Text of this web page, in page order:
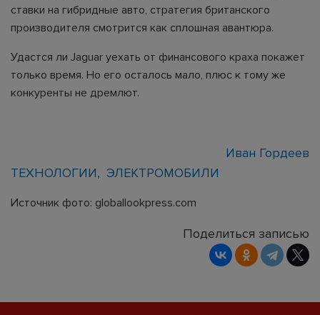
ставки на гибридные авто, стратегия британского
производителя смотрится как сплошная авантюра.
Удастся ли Jaguar уехать от финансового краха покажет
только время. Но его осталось мало, плюс к тому же
конкуренты не дремлют.
Иван Гордеев
ТЕХНОЛОГИИ
ЭЛЕКТРОМОБИЛИ
Источник фото: globallookpress.com
Поделиться записью